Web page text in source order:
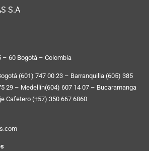
S.A
– 60 Bogotá – Colombia
(601) 747 00 23 – Barranquilla (605) 385
29 – Medellín(604) 607 14 07 – Bucaramanga
Cafetero (+57) 350 667 6860